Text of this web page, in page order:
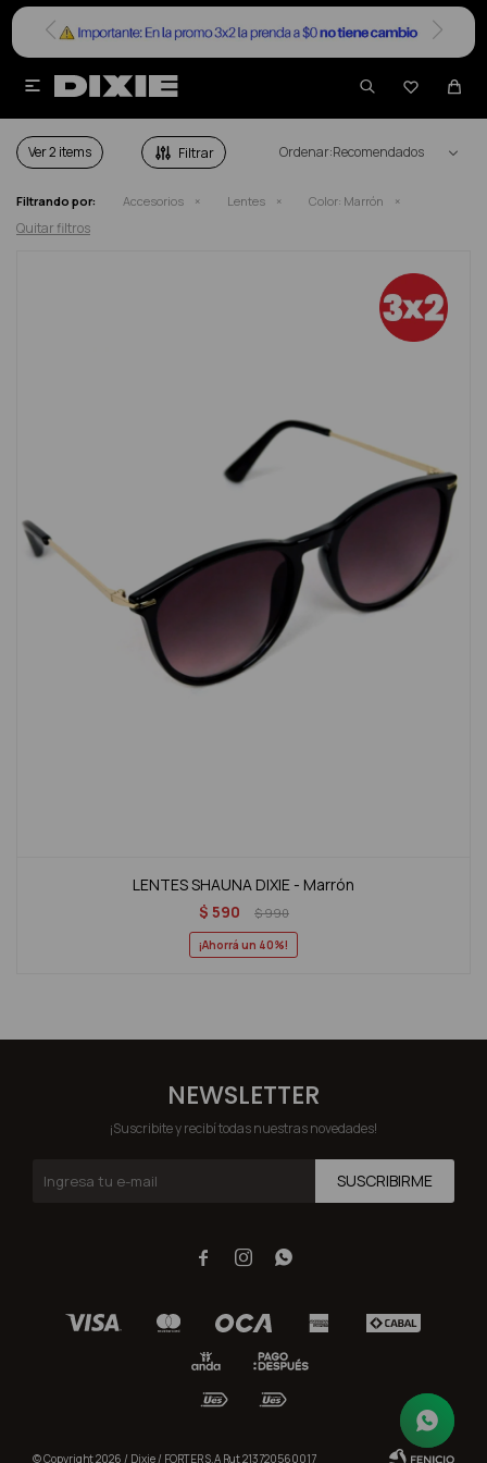


LENTES DAMA EN COLOR MARRÓN
Ver Recomendados
Filtrando por: Accesorios Lentes Color: Marrón
Quitar filtros
LENTES SHAUNA DIXIE - Marrón
$ 590 $990
40
NEWSLETTER
¡Suscribite y recibí todas nuestras novedades!
SUSCRIBIRME
  
© Copyright 2026 / Dixie / FORTER S.A Rut 213720560017